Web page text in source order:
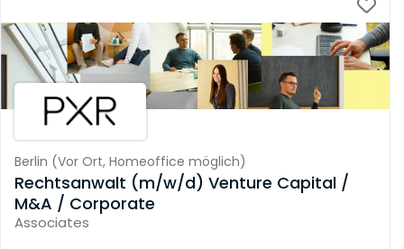
Berlin (Vor Ort, Homeoffice möglich)
Rechtsanwalt (m/w/d) Venture Capital /
M&A / Corporate
Associates